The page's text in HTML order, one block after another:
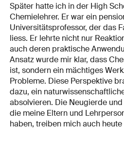
Später hatte ich in der High
Chemielehrer. Er war ein
Universitätsprofessor, der das
liess. Er lehrte nicht nur
auch deren praktische
Ansatz wurde mir klar, dass
ist, sondern ein mächtiges
Probleme. Diese Perspektive
dazu, ein
absolvieren. Die Neugierde
die meine Eltern und
haben, treiben mich auch heute